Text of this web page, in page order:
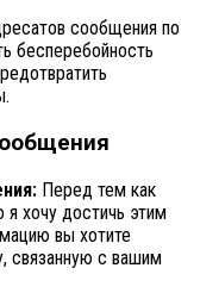
сообщения по
бесперебойность
Перед тем как
я хочу достичь этим
вы хотите
связанную с вашим